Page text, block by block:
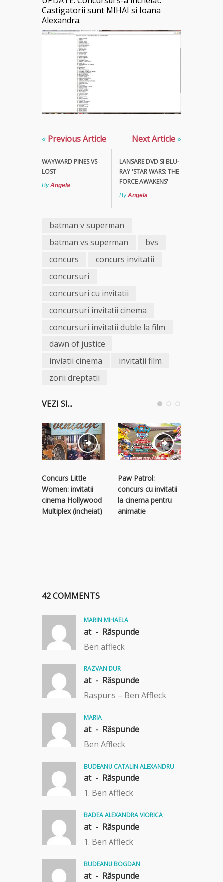
Castigatorii sunt MIHAI si Ioana
Alexandra.
« Previous Article
WAYWARD PINES VS
LOST
ByAngela
Next Article»
LANSARE DVD SI BLU-
RAY 'STAR WARS: THE
FORCE AWAKENS'
ByAngela
batman v superman
batman vs superman
bvs
concurs
concurs invitatii
concursuri
concursuri cu invitatii
concursuri invitatii cinema
concursuri invitatii duble la film
dawn of justice
inviatii cinema
invitatii film
zorii dreptatii
VEZI SI...
Concurs Little
Women: invitatii
cinema Hollywood
Multiplex (incheiat)
Paw Patrol:
concurs cu invitatii
la cinema pentru
animatie
42 COMMENTS
MARIN MIHAELA
at - Răspunde
Ben affleck
RAZVAN DUR
at - Răspunde
Raspuns – Ben Affleck
MARIA
at - Răspunde
Ben Affleck
BUDEANU CATALIN ALEXANDRU
at - Răspunde
1. Ben Affleck
BADEA ALEXANDRA VIORICA
at - Răspunde
1. Ben Affleck
BUDEANU BOGDAN
at - Răspunde